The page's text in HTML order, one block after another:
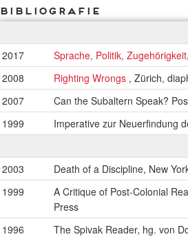
Bibliografie
2017 Sprache, Politik, Zugehörigkeit
2008
Righting Wrongs , Zürich,
2007
Can the Subaltern Speak?
1999
Imperative zur Neuerfindung
2003
Death of a Discipline, New
1999
A Critique of Post-Colonial
Press
1996
The Spivak Reader, hg. von